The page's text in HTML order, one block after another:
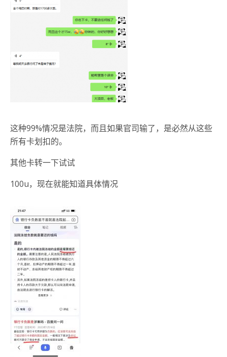
这种99%情况是法院，而且如果官司输了，是必然从这些
所有卡划扣的。
其他卡转一下试试
100u，现在就能知道具体情况